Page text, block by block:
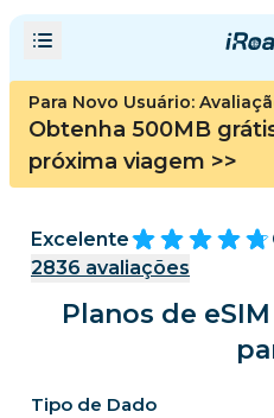
Para Novo Usuário:
Obtenha 500MB
próxima viagem >>
Excelente
2836 avaliações
Planos de
Tipo de Dado